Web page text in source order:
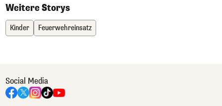
Weitere Storys
Kinder Feuerwehreinsatz
Social Media